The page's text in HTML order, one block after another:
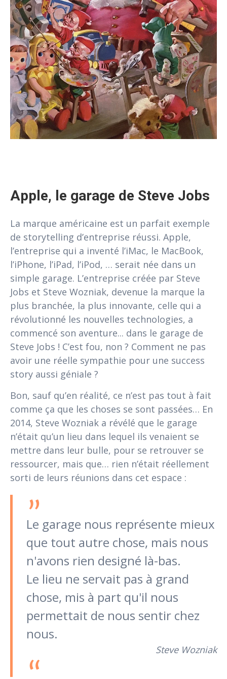
Apple, le garage de Steve Jobs
La marque américaine est un parfait exemple
de storytelling d’entreprise réussi. Apple,
l’entreprise qui a inventé l’iMac, le MacBook,
l’iPhone, l’iPad, l’iPod, … serait née dans un
simple garage. L’entreprise créée par Steve
Jobs et Steve Wozniak, devenue la marque la
plus branchée, la plus innovante, celle qui a
révolutionné les nouvelles technologies, a
commencé son aventure... dans le garage de
Steve Jobs ! C’est fou, non ? Comment ne pas
avoir une réelle sympathie pour une success
story aussi géniale ?
Bon, sauf qu’en réalité, ce n’est pas tout à fait
comme ça que les choses se sont passées… En
2014, Steve Wozniak a révélé que le garage
n’était qu’un lieu dans lequel ils venaient se
mettre dans leur bulle, pour se retrouver se
ressourcer, mais que… rien n’était réellement
sorti de leurs réunions dans cet espace :
Le garage nous représente mieux
que tout autre chose, mais nous
n'avons rien designé là-bas.
Le lieu ne servait pas à grand
chose, mis à part qu'il nous
permettait de nous sentir chez
nous.
Steve Wozniak